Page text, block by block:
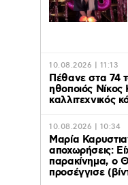
10.08.2026 | 11:13
Πέθανε στα 74
ηθοποιός
καλλιτεχνικός
10.08.2026 | 10:34
Μαρία
αποχωρήσεις:
παρακίνημα, ο
προσέγγισε